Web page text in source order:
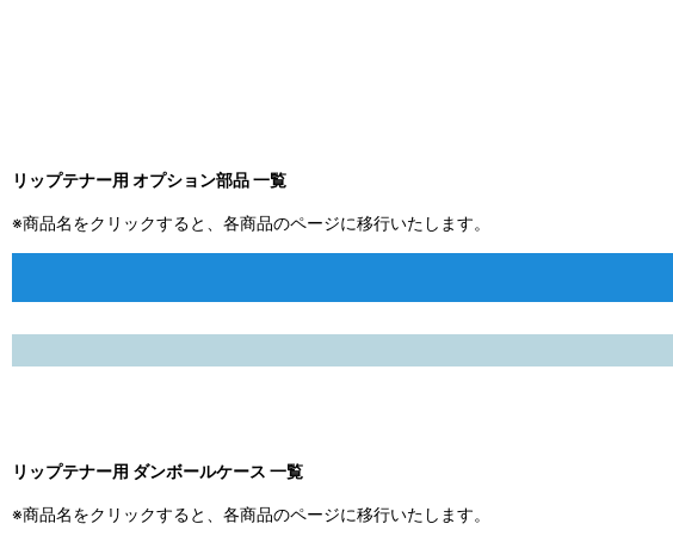
リップテナー用 オプション部品 一覧
※商品名をクリックすると、各商品のページに移行いたします。
リップテナー用 ダンボールケース 一覧
※商品名をクリックすると、各商品のページに移行いたします。